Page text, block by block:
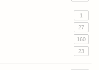
1
27
160
23